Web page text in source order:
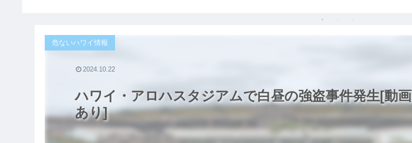
ハワイ・アロハスタジアムで白昼の強盗事件発生[動画
あり]
危ないハワイ情報
2024.10.22